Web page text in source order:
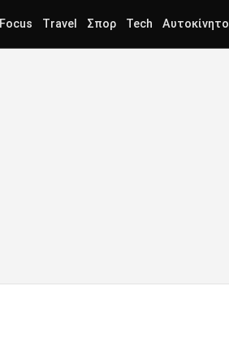
Focus Travel Σπορ Tech Αυτοκίνητο